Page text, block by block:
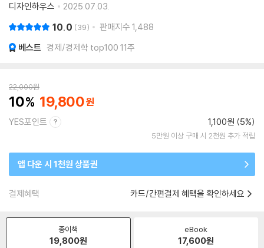
디자인하우스
2025.07.03.
10.0 39 판매지수 1,488
베스트 경제/경제학 top100 11주
22,000원
10 19,800
YES포인트 1,100원 (5%)
5만원 이상 구매 시 2천원 추가 적립
앱 다운 시 1천원 상품권
결제혜택 카드/간편결제 혜택을 확인하세요
종이책
19,800원
eBook
17,600원